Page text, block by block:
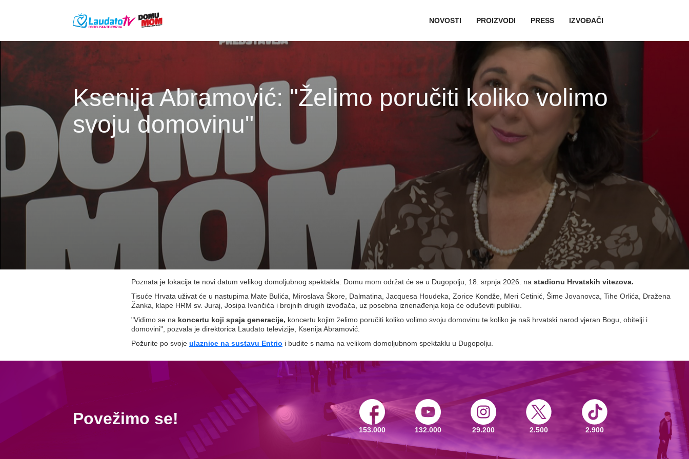
Main navigation
NOVOSTI PROIZVODI PRESS IZVOĐAČI
Ksenija Abramović: "Želimo poručiti koliko volimo
svoju domovinu"
Poznata je lokacija te novi datum velikog domoljubnog spektakla: Domu mom održat će se u Dugopolju, 18. srpnja 2026. na stadionu Hrvatskih vitezova.
Tisuće Hrvata uživat će u nastupima Mate Bulića, Miroslava Škore, Dalmatina, Jacquesa Houdeka, Zorice Kondže, Meri Cetinić, Šime Jovanovca, Tihe Orlića, Dražena
Žanka, klape HRM sv. Juraj, Josipa Ivančića i brojnih drugih izvođača, uz posebna iznenađenja koja će oduševiti publiku.
"Vidimo se na koncertu koji spaja generacije, koncertu kojim želimo poručiti koliko volimo svoju domovinu te koliko je naš hrvatski narod vjeran Bogu, obitelji i
domovini", pozvala je direktorica Laudato televizije, Ksenija Abramović.
Požurite po svoje ulaznice na sustavu Entrio i budite s nama na velikom domoljubnom spektaklu u Dugopolju.
Povežimo se!
153.000 132.000 29.200 2.500 2.900